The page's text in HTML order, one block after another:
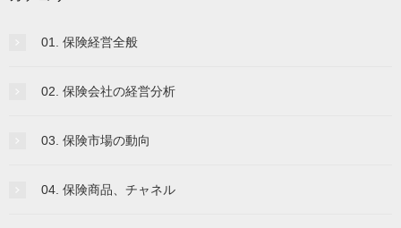
01. 保険経営全般
02. 保険会社の経営分析
03. 保険市場の動向
04. 保険商品、チャネル